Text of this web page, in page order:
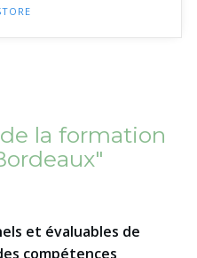
la formation
et évaluables de
compétences